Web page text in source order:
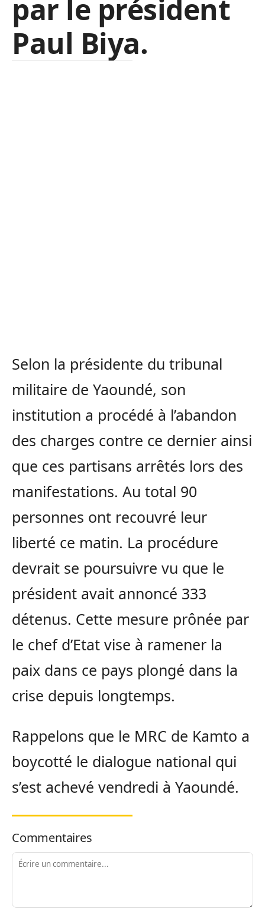
par le président
Paul Biya.
Selon la présidente du tribunal
militaire de Yaoundé, son
institution a procédé à l’abandon
des charges contre ce dernier ainsi
que ces partisans arrêtés lors des
manifestations. Au total 90
personnes ont recouvré leur
liberté ce matin. La procédure
devrait se poursuivre vu que le
président avait annoncé 333
détenus. Cette mesure prônée par
le chef d’Etat vise à ramener la
paix dans ce pays plongé dans la
crise depuis longtemps.
Rappelons que le MRC de Kamto a
boycotté le dialogue national qui
s’est achevé vendredi à Yaoundé.
Commentaires